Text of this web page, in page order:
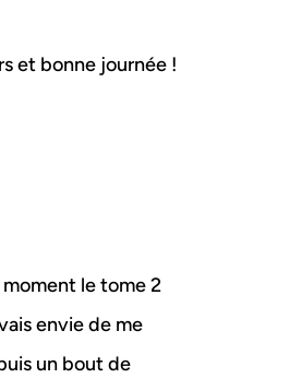
et bonne journée !
le tome 2
envie de me
un bout de